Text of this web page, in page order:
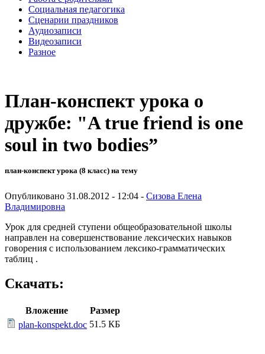
Социальная педагогика
Сценарии праздников
Аудиозаписи
Видеозаписи
Разное
План-конспект урока о
дружбе: "A true friend is one
soul in two bodies”
план-конспект урока (8 класс) на тему
Опубликовано 31.08.2012 - 12:04 - Сизова Елена
Владимировна
Урок для средней ступени общеобразовательной школы
направлен на совершенствование лексических навыков
говорения с использованием лексико-грамматических
таблиц .
Скачать:
Вложение
Размер
plan-konspekt.doc 51.5 КБ